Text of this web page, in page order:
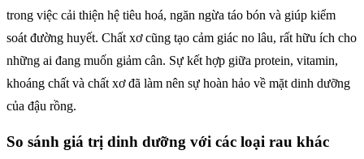
trong việc cải thiện hệ tiêu hoá, ngăn ngừa táo bón và giúp kiểm
soát đường huyết. Chất xơ cũng tạo cảm giác no lâu, rất hữu ích cho
những ai đang muốn giảm cân. Sự kết hợp giữa protein, vitamin,
khoáng chất và chất xơ đã làm nên sự hoàn hảo về mặt dinh dưỡng
của đậu rồng.
So sánh giá trị dinh dưỡng với các loại rau khác